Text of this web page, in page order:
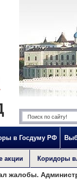
в Госдуму РФ
акции Коридоры
жалобы.